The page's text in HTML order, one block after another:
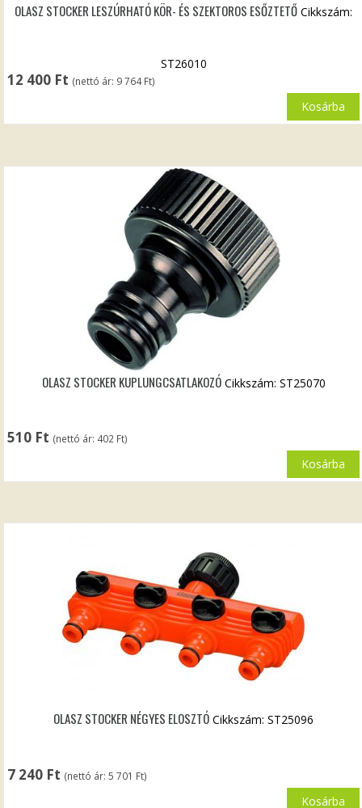
OLASZ STOCKER LESZÚRHATÓ KÖR- ÉS SZEKTOROS ESŐZTETŐ
12 400 Ft (nettó ár: 9 764Ft)
Cikkszám:
ST26010
Kosárba
OLASZ STOCKER KUPLUNGCSATLAKOZÓ
510 Ft (nettó ár: 402 Ft)
Cikkszám: ST25070
Kosárba
OLASZ STOCKER NÉGYES ELOSZTÓ
7 240 Ft (nettó ár:5 701 Ft)
Cikkszám: ST25096
Kosárba